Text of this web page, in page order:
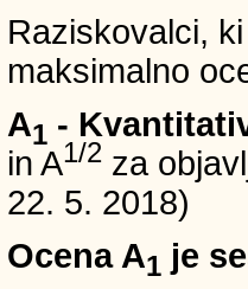
Raziskovalci,
maksimalno
A1 -
in A1/2 za
22. 5. 2018)
Ocena A1 je